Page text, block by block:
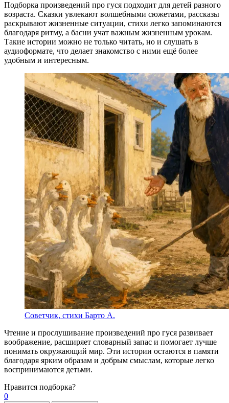
Подборка произведений про гуся подходит для детей разного
возраста. Сказки увлекают волшебными сюжетами, рассказы
раскрывают жизненные ситуации, стихи легко запоминаются
благодаря ритму, а басни учат важным жизненным урокам.
Такие истории можно не только читать, но и слушать в
аудиоформате, что делает знакомство с ними ещё более
удобным и интересным.
Советчик, стихи Барто А.
Чтение и прослушивание произведений про гуся развивает
воображение, расширяет словарный запас и помогает лучше
понимать окружающий мир. Эти истории остаются в памяти
благодаря ярким образам и добрым смыслам, которые легко
воспринимаются детьми.
Нравится подборка?
0